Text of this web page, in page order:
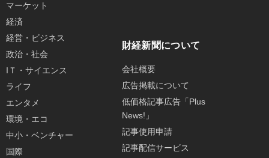
マーケット
経済
経営・ビジネス
政治・社会
IＴ・サイエンス
ライフ
エンタメ
環境・エコ
中小・ベンチャー
国際
財経新聞について
会社概要
広告掲載について
低価格記事広告「Plus
News!」
記事使用申請
記事配信サービス